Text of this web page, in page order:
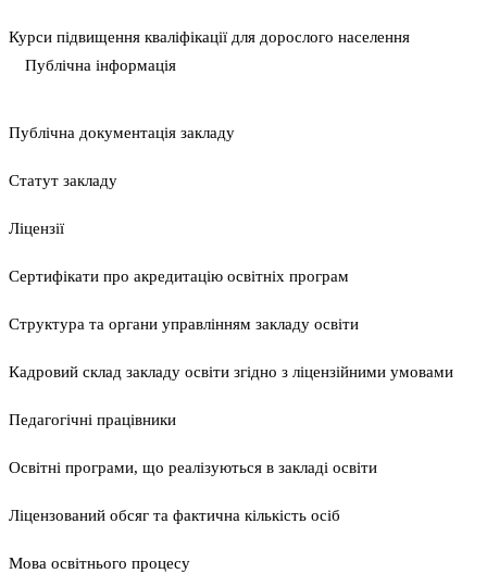
Курси підвищення кваліфікації для дорослого населення
Публічна інформація
Публічна документація закладу
Статут закладу
Ліцензії
Сертифікати про акредитацію освітніх програм
Структура та органи управлінням закладу освіти
Кадровий склад закладу освіти згідно з ліцензійними умовами
Педагогічні працівники
Освітні програми, що реалізуються в закладі освіти
Ліцензований обсяг та фактична кількість осіб
Мова освітнього процесу